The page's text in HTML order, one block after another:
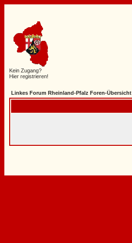
Kein Zugang?
Hier registrieren!
Linkes Forum Rheinland-Pfalz Foren-Übersicht